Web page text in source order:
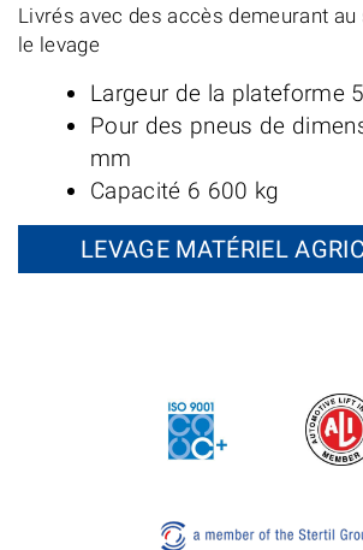
Livrés avec des accès demeurant au
le levage
Largeur de la plateforme
Pour des pneus de
mm
Capacité 6 600 kg
LEVAGE MATÉRIEL